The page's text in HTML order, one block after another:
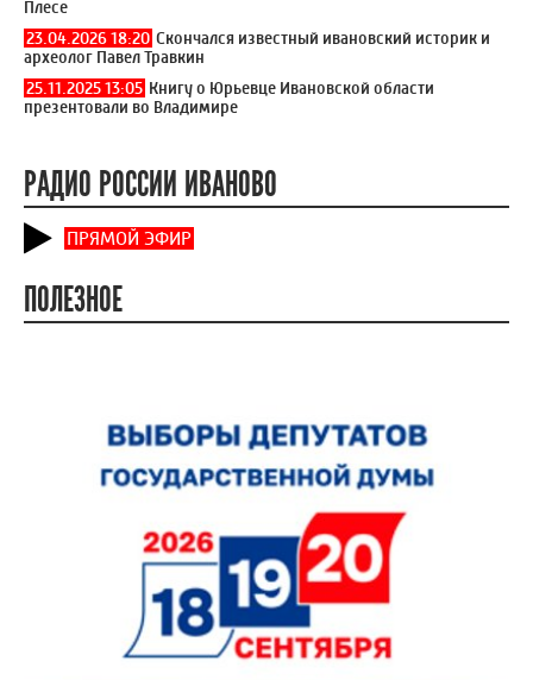
Плесе
23.04.2026 18:20 Скончался известный ивановский историк и
археолог Павел Травкин
25.11.2025 13:05 Книгу о Юрьевце Ивановской области
презентовали во Владимире
РАДИО РОССИИ ИВАНОВО
ПРЯМОЙ ЭФИР
ПОЛЕЗНОЕ